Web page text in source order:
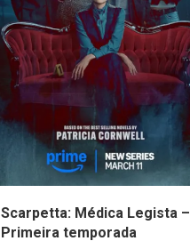
Scarpetta: Médica Legista –
Primeira temporada